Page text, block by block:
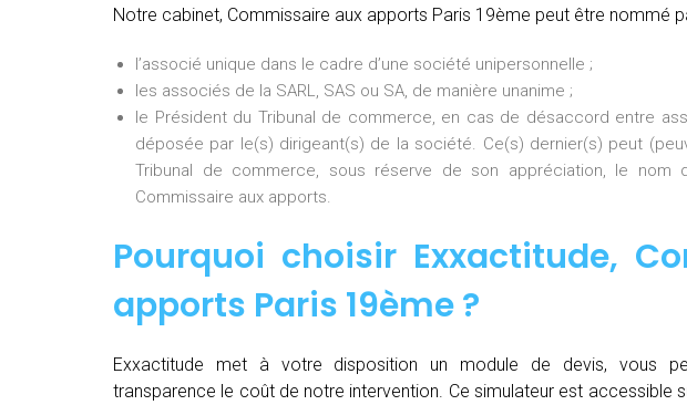
Notre cabinet, Commissaire aux apports Paris 19ème peut être nommé
l’associé unique dans le cadre d’une société unipersonnelle ;
les associés de la SARL, SAS ou SA, de manière unanime ;
le Président du Tribunal de commerce, en cas de désaccord entre
déposée par le(s) dirigeant(s) de la société. Ce(s) dernier(s) peut
Tribunal de commerce, sous réserve de son appréciation, le
Commissaire aux apports.
Pourquoi choisir Exxactitude,
apports Paris 19ème?
Exxactitude met à votre disposition un module de devis, vous
transparence le coût de notre intervention. Ce simulateur est accessible